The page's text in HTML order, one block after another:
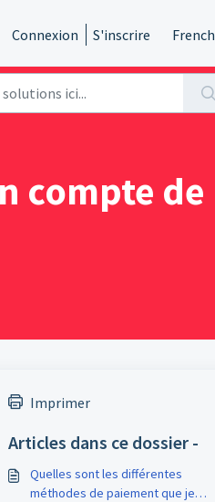
Connexion S'inscrire French
compte de
Imprimer
Articles dans ce dossier -
Quelles sont les différentes
méthodes de paiement que je